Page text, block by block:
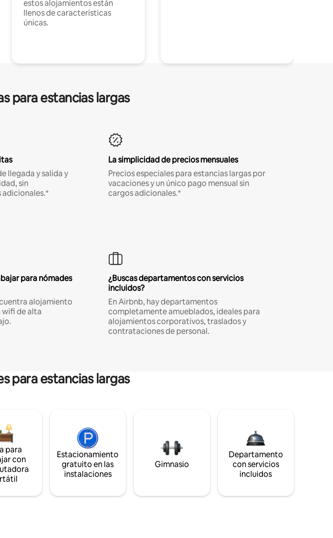
estos alojamientos están
llenos de características
únicas.
para estancias largas
llegada y salida y
sin
La simplicidad de precios mensuales
Precios especiales para estancias largas por
vacaciones y un único pago mensual sin
cargos adicionales.*
para nómades
alojamiento
wifi de alta
¿Buscas departamentos con servicios
incluidos?
En Airbnb, hay departamentos
completamente amueblados, ideales para
alojamientos corporativos, traslados y
contrataciones de personal.
para estancias largas
para
con
Estacionamiento
gratuito en las
instalaciones
Gimnasio
Departamento
con servicios
incluidos